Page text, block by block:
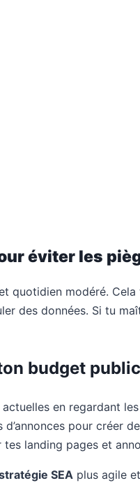
éviter les
quotidien modéré.
des données. Si tu
budget
en regardant
d’annonces pour créer
tes landing pages et
SEA plus agile